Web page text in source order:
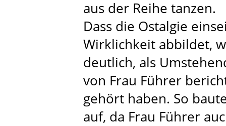
aus der Reihe tanzen.
Dass die Ostalgie
Wirklichkeit abbildet,
deutlich, als
von Frau Führer
gehört haben. So
auf, da Frau Führer